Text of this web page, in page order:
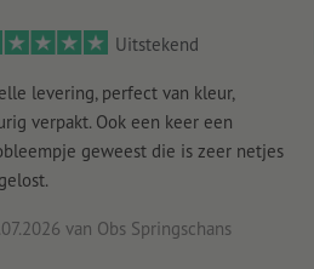
Uitstekend
levering, perfect van kleur,
verpakt. Ook een keer een
geweest die is zeer netjes
van Obs Springschans